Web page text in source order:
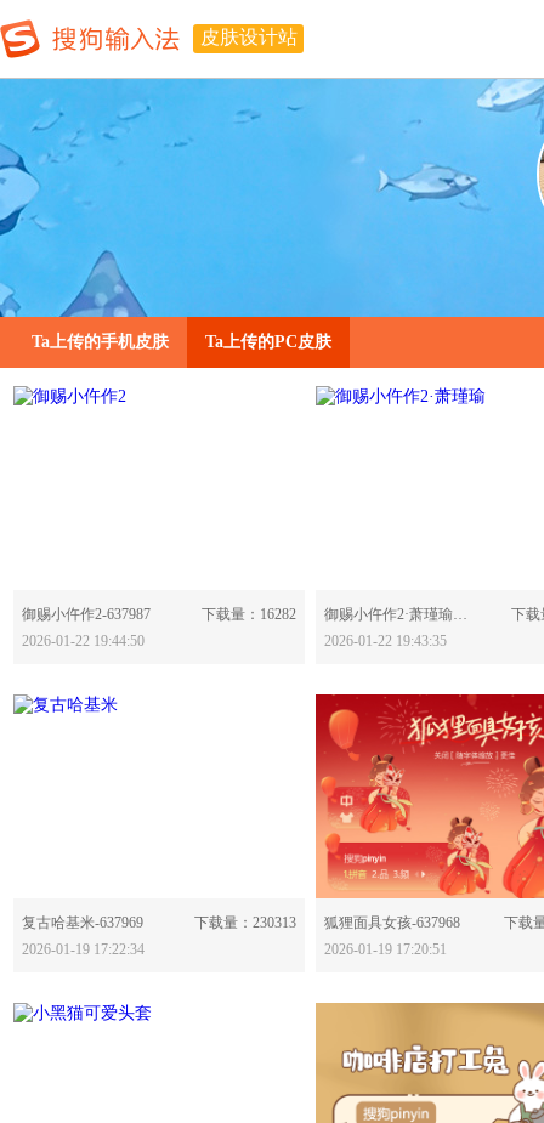
皮肤设计站
Ta上传的手机皮肤 Ta上传的PC皮肤
分享：
御赐小仵作2-637987
下载量：16282
2026-01-22 19:44:50
分享：
御赐小仵作2·萧瑾瑜-637986
下载
2026-01-22 19:43:35
分享：
复古哈基米-637969
下载量：230313
2026-01-19 17:22:34
分享：
狐狸面具女孩-637968
下载
2026-01-19 17:20:51